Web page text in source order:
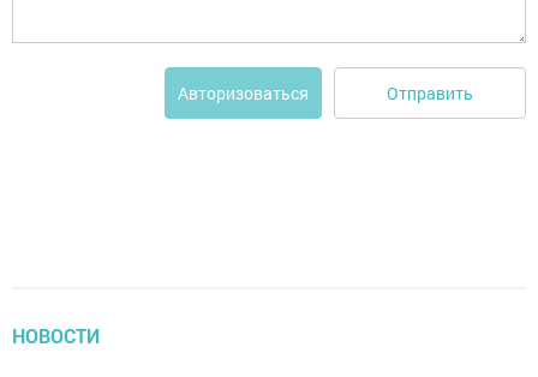
Авторизоваться Отправить
НОВОСТИ